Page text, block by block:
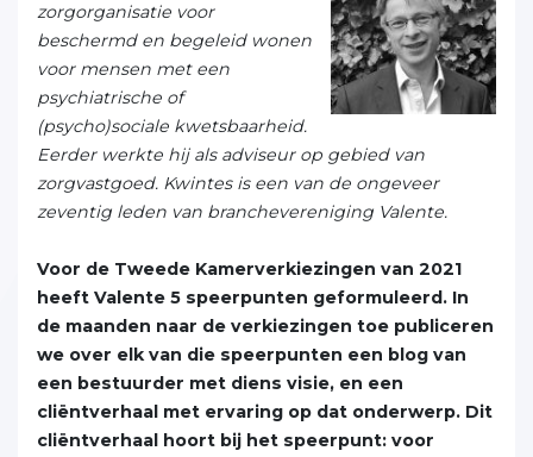
zorgorganisatie voor
beschermd en begeleid wonen
voor mensen met een
psychiatrische of
(psycho)sociale kwetsbaarheid.
Eerder werkte hij als adviseur op gebied van
zorgvastgoed. Kwintes is een van de ongeveer
zeventig leden van branchevereniging Valente.
Voor de Tweede Kamerverkiezingen van 2021
heeft Valente 5 speerpunten geformuleerd. In
de maanden naar de verkiezingen toe publiceren
we over elk van die speerpunten een blog van
een bestuurder met diens visie, en een
cliëntverhaal met ervaring op dat onderwerp. Dit
cliëntverhaal hoort bij het speerpunt: voor